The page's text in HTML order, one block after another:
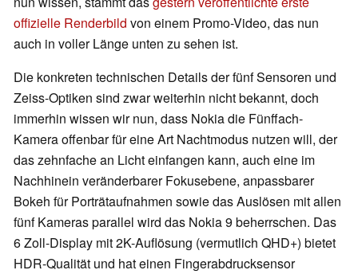
offizielle Renderbild von einem Promo-Video, das nun
auch in voller Länge unten zu sehen ist.
Die konkreten technischen Details der fünf Sensoren und
Zeiss-Optiken sind zwar weiterhin nicht bekannt, doch
immerhin wissen wir nun, dass Nokia die Fünffach-
Kamera offenbar für eine Art Nachtmodus nutzen will, der
das zehnfache an Licht einfangen kann, auch eine im
Nachhinein veränderbarer Fokusebene, anpassbarer
Bokeh für Porträtaufnahmen sowie das Auslösen mit allen
fünf Kameras parallel wird das Nokia 9 beherrschen. Das
6 Zoll-Display mit 2K-Auflösung (vermutlich QHD+) bietet
HDR-Qualität und hat einen Fingerabdrucksensor